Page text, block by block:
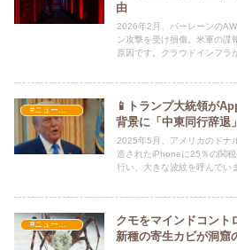
由
2026年2月、バーレーンの
ン攻撃を受け損傷。米軍の諜
原因です。クラウドインフラ
#ニュース・社会・コラム
📱トランプ大統領が
背景に「中東同行辞退
2025年5月、アメリカのドナ
造されたiPhoneに25％の関
行い、大きな波紋を呼んでい
#ニュース・社会・コラム
クモをマインドコント
新種の寄生カビが洞窟